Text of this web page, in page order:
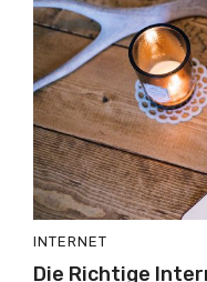
INTERNET
Die Richtige